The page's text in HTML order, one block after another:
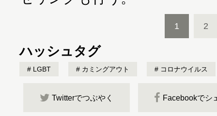
1 2
ハッシュタグ
LGBT カミングアウト コロナウイルス
Twitterでつぶやく Facebookでシ